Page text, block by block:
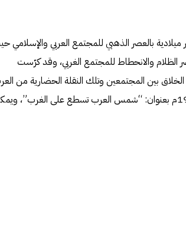
بالعصر الذهبي للمجتمع العربي والإسلامي
والانحطاط للمجتمع الغربي، وقد كرّست
الخلاق بين المجتمعين وتلك النقلة الحضارية من
نحو الغرب فكان الكتاب الكبير الذي رأى النور منذ سنة 1962م بعنوان: “شمس العرب تسطع على